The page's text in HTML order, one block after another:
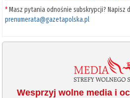
*Masz pytania odnośnie subskrypcji? Napisz
prenumerata@gazetapolska.pl
Wesprzyj wolne media i